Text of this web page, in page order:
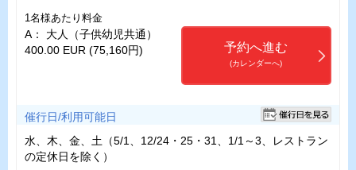
1名様あたり料金
A： 大人（子供幼児共通）
400.00 EUR (75,160円)
予約へ進む
(カレンダーへ)
催行日/利用可能日
水、木、金、土（5/1、12/24・25・31、1/1～3、レストラン
の定休日を除く）